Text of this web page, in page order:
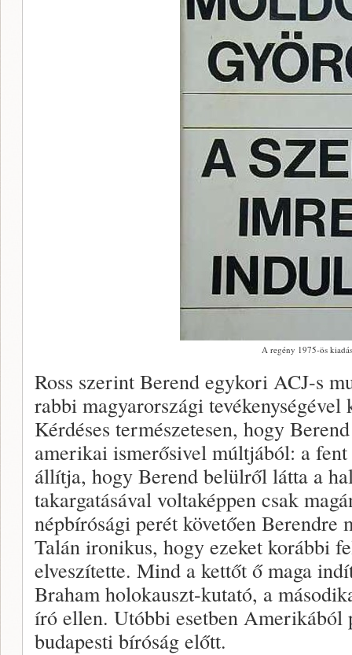
A regény 1975-ös
Ross szerint Berend egykori ACJ-s
rabbi magyarországi
Kérdéses természetesen, hogy
amerikai ismerősivel múltjából: a
állítja, hogy Berend belülről látta a
takargatásával voltaképpen csak
népbírósági perét követően Berendre
Talán ironikus, hogy ezeket korábbi
elveszítette. Mind a kettőt ő maga
Braham holokauszt-kutató, a
író ellen. Utóbbi esetben Amerikából
budapesti bíróság előtt.